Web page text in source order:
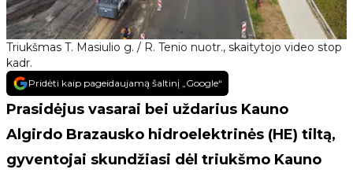
Triukšmas T. Masiulio g. / R. Tenio nuotr., skaitytojo video stop
kadr.
Pridėti kaip pageidaujamą šaltinį „Google“
Prasidėjus vasarai bei uždarius Kauno
Algirdo Brazausko hidroelektrinės (HE) tiltą,
gyventojai skundžiasi dėl triukšmo Kauno